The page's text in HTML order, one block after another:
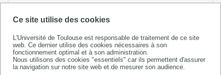
Ce site utilise des cookies
L'Université de Toulouse est responsable de traitement de ce site
web. Ce dernier utilise des cookies nécessaires à son
fonctionnement optimal et à son administration.
Nous utilisons des cookies "essentiels" car ils permettent d'assurer
la navigation sur notre site web et de mesurer son audience.
Territoires (COMT)
Master parcours Communication et culture
numérique (COMCN)